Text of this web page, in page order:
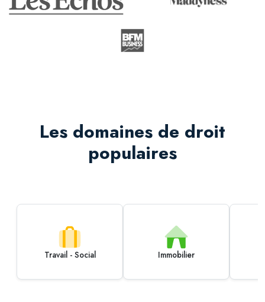
Les domaines de droit
populaires
Travail - Social Immobilier